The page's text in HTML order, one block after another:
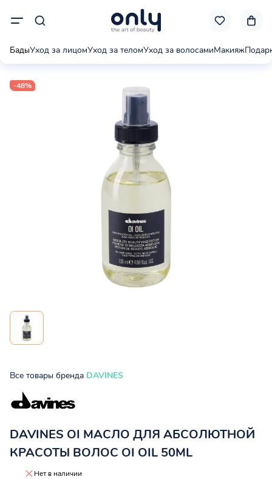
БадыУход за лицомУход за теломУход за волосамиМакияж
-48%
Все товары бренда DAVINES
DAVINES OI МАСЛО ДЛЯ АБСОЛЮТНОЙ
КРАСОТЫ ВОЛОС OI OIL 50ML
Нет в наличии